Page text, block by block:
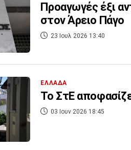
Προαγωγές έξι
στον Άρειο Πάγο
23 Ιουλ 2026 13:40
ΕΛΛΑΔΑ
Το ΣτΕ
03 Ιουν 2026 18:45